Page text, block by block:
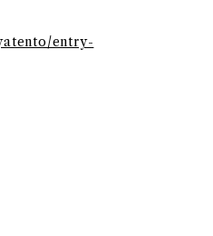
entry-